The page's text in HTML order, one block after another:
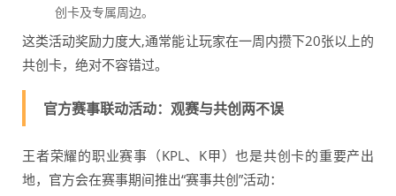
创卡及专属周边。
这类活动奖励力度大,通常能让玩家在一周内攒下20张以上的
共创卡，绝对不容错过。
官方赛事联动活动：观赛与共创两不误
王者荣耀的职业赛事（KPL、K甲）也是共创卡的重要产出
地，官方会在赛事期间推出“赛事共创”活动：